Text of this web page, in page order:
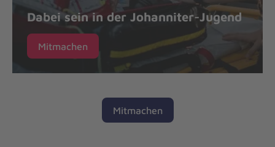
Dabei sein in der Johanniter-Jugend
Mitmachen
Mitmachen